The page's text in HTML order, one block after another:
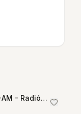
W DEPORTES - 730 AM - XEX-AM - Radiópolis - Ciudad de México